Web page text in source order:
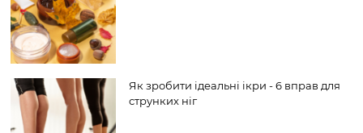
Як зробити ідеальні ікри - 6 вправ для
струнких ніг